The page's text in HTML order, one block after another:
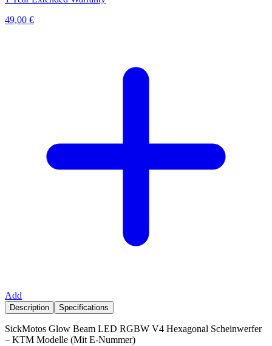
49,00 €
Add
Description Specifications
SickMotos Glow Beam LED RGBW V4 Hexagonal Scheinwerfer
– KTM Modelle (Mit E-Nummer)